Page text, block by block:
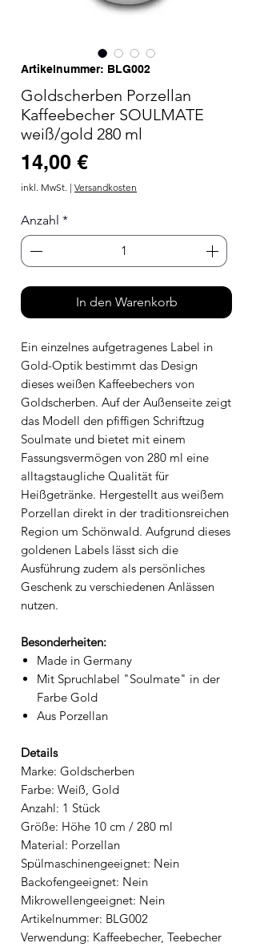
Artikelnummer: BLG002
Goldscherben Porzellan
Kaffeebecher SOULMATE
weiß/gold 280 ml
14,00 €Preis
inkl. MwSt. | Versandkosten
Anzahl *
In den Warenkorb
Ein einzelnes aufgetragenes Label in
Gold-Optik bestimmt das Design
dieses weißen Kaffeebechers von
Goldscherben. Auf der Außenseite zeigt
das Modell den pfiffigen Schriftzug
Soulmate und bietet mit einem
Fassungsvermögen von 280 ml eine
alltagstaugliche Qualität für
Heißgetränke. Hergestellt aus weißem
Porzellan direkt in der traditionsreichen
Region um Schönwald. Aufgrund dieses
goldenen Labels lässt sich die
Ausführung zudem als persönliches
Geschenk zu verschiedenen Anlässen
nutzen.
Besonderheiten:
Made in Germany
Mit Spruchlabel "Soulmate" in der
Farbe Gold
Aus Porzellan
Details
Marke: Goldscherben
Farbe: Weiß, Gold
Anzahl: 1 Stück
Größe: Höhe 10 cm / 280 ml
Material: Porzellan
Spülmaschinengeeignet: Nein
Backofengeeignet: Nein
Mikrowellengeeignet: Nein
Artikelnummer: BLG002
Verwendung: Kaffeebecher, Teebecher